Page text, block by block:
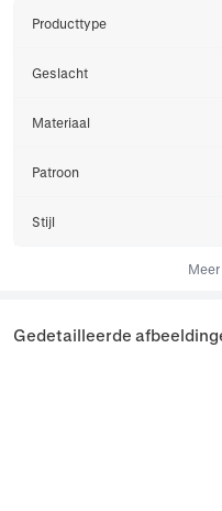
Producttype
Geslacht
Materiaal
Patroon
Stijl
Gedetailleerde